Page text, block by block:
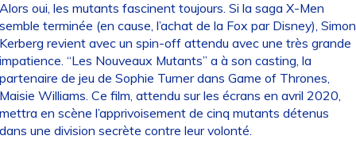
oui, les mutants fascinent toujours. Si la saga X-Men
terminée (en cause, l’achat de la Fox par Disney), Simon
revient avec un spin-off attendu avec une très grande
“Les Nouveaux Mutants” a à son casting, la
de jeu de Sophie Turner dans Game of Thrones,
Williams. Ce film, attendu sur les écrans en avril 2020,
en scène l’apprivoisement de cinq mutants détenus
une division secrète contre leur volonté.